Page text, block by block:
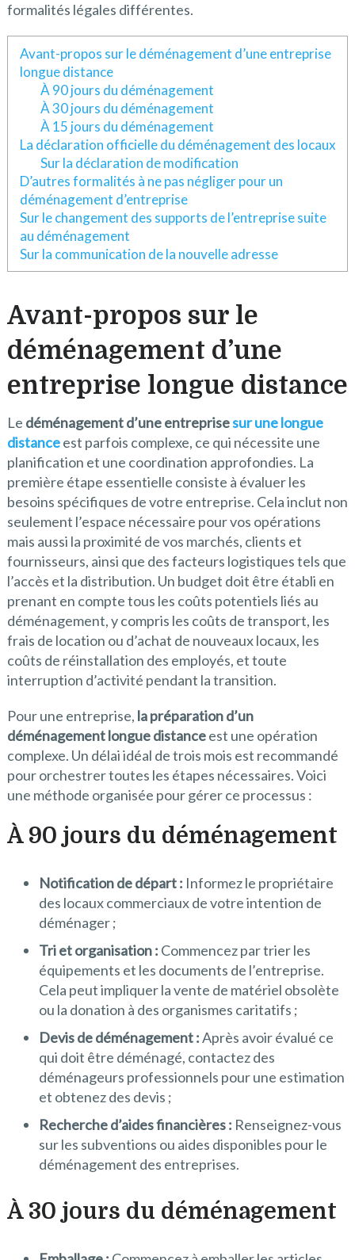
formalités légales différentes.
Avant-propos sur le déménagement d’une entreprise
longue distance
À 90 jours du déménagement
À 30 jours du déménagement
À 15 jours du déménagement
La déclaration officielle du déménagement des locaux
Sur la déclaration de modification
D’autres formalités à ne pas négliger pour un
déménagement d’entreprise
Sur le changement des supports de l’entreprise suite
au déménagement
Sur la communication de la nouvelle adresse
Avant-propos sur le
déménagement d’une
entreprise longue distance
Le déménagement d’une entreprisesur une longue
distanceest parfois complexe, ce qui nécessite une
planification et une coordination approfondies. La
première étape essentielle consiste à évaluer les
besoins spécifiques de votre entreprise. Cela inclut non
seulement l’espace nécessaire pour vos opérations
mais aussi la proximité de vos marchés, clients et
fournisseurs, ainsi que des facteurs logistiques tels que
l’accès et la distribution. Un budget doit être établi en
prenant en compte tous les coûts potentiels liés au
déménagement, y compris les coûts de transport, les
frais de location ou d’achat de nouveaux locaux, les
coûts de réinstallation des employés, et toute
interruption d’activité pendant la transition.
Pour une entreprise, la préparation d’un
déménagement longue distanceest une opération
complexe. Un délai idéal de trois mois est recommandé
pour orchestrer toutes les étapes nécessaires. Voici
une méthode organisée pour gérer ce processus :
À 90 jours du déménagement
Notification de départ : Informez le propriétaire
des locaux commerciaux de votre intention de
déménager ;
Tri et organisation : Commencez par trier les
équipements et les documents de l’entreprise.
Cela peut impliquer la vente de matériel obsolète
ou la donation à des organismes caritatifs ;
Devis de déménagement :Après avoir évalué ce
qui doit être déménagé, contactez des
déménageurs professionnels pour une estimation
et obtenez des devis ;
Recherche d’aides financières : Renseignez-vous
sur les subventions ou aides disponibles pour le
déménagement des entreprises.
À 30 jours du déménagement